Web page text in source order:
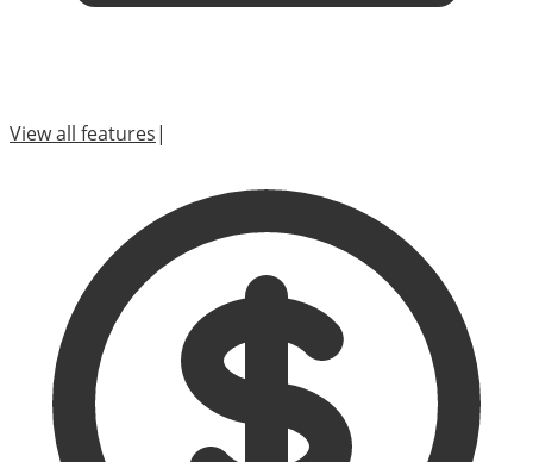
View all features|